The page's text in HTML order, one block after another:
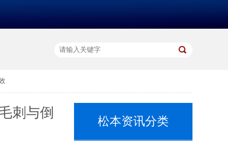
刺与倒
松本资讯分类